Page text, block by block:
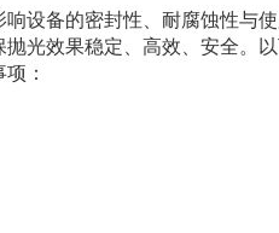
设备的密封性、耐腐蚀性与
光效果稳定、高效、安全。
：